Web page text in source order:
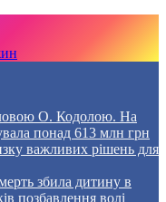
О. Кодолою. На
понад 613 млн грн
важливих рішень для
збила дитину в
позбавлення волі